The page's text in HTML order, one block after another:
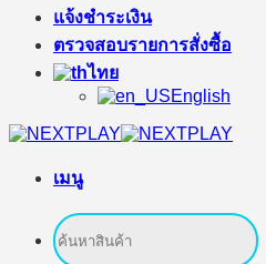
แจ้งชำระเงิน
ตรวจสอบรายการสั่งซื้อ
ไทย
English
เมนู
ค้นหา: